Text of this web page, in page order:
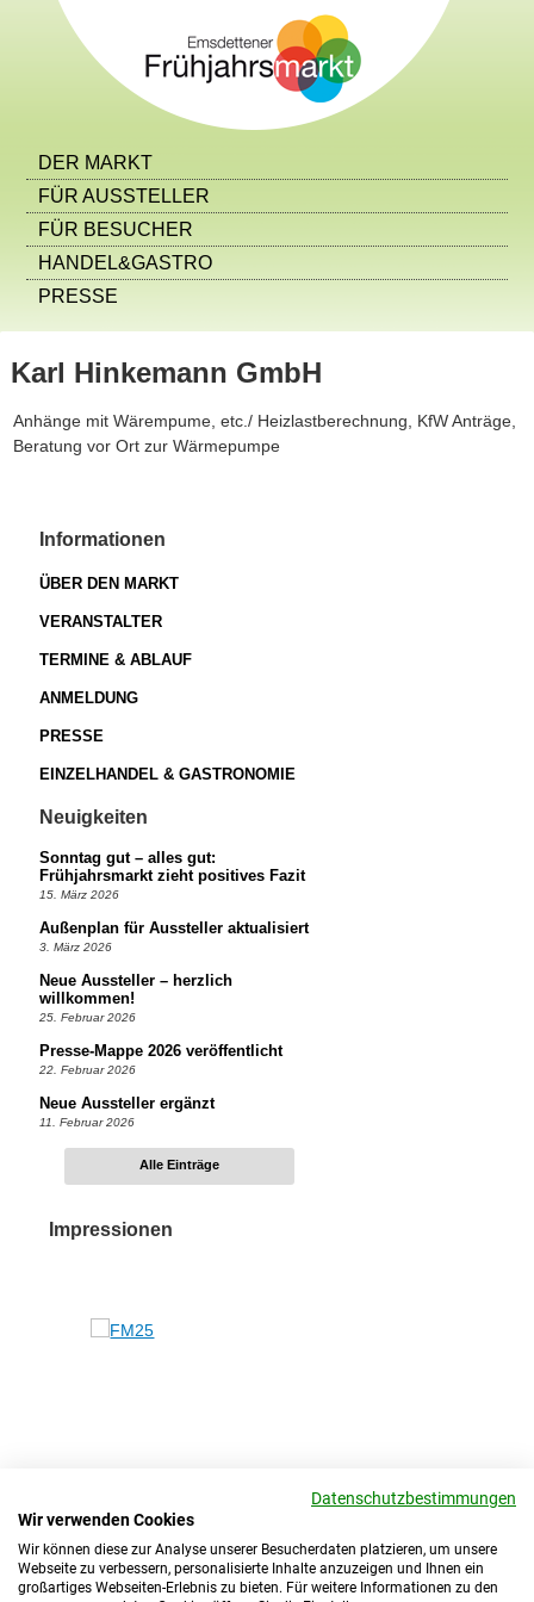
DER MARKT
FÜR AUSSTELLER
FÜR BESUCHER
HANDEL&GASTRO
PRESSE
Karl Hinkemann GmbH
Anhänge mit Wärempume, etc./ Heizlastberechnung, KfW Anträge,
Beratung vor Ort zur Wärmepumpe
Informationen
ÜBER DEN MARKT
VERANSTALTER
TERMINE & ABLAUF
ANMELDUNG
PRESSE
EINZELHANDEL & GASTRONOMIE
Neuigkeiten
Sonntag gut – alles gut:
Frühjahrsmarkt zieht positives Fazit
15. März 2026
Außenplan für Aussteller aktualisiert
3. März 2026
Neue Aussteller – herzlich
willkommen!
25. Februar 2026
Presse-Mappe 2026 veröffentlicht
22. Februar 2026
Neue Aussteller ergänzt
11. Februar 2026
Alle Einträge
Impressionen
Datenschutzbestimmungen
Wir verwenden Cookies
Wir können diese zur Analyse unserer Besucherdaten platzieren, um unsere
Webseite zu verbessern, personalisierte Inhalte anzuzeigen und Ihnen ein
großartiges Webseiten-Erlebnis zu bieten. Für weitere Informationen zu den